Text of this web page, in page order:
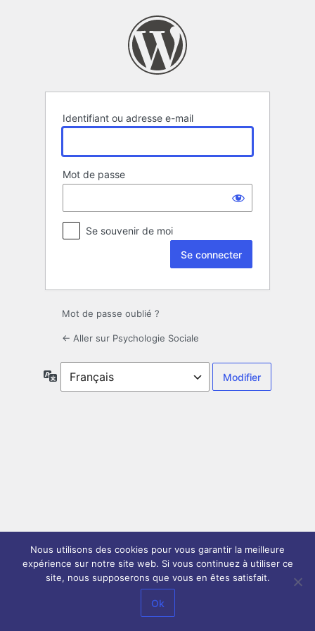
Identifiant ou adresse e-mail
Mot de passe
Se souvenir de moi
Mot de passe oublié ?
← Aller sur Psychologie Sociale
Langue
Nous utilisons des cookies pour vous garantir la meilleure
expérience sur notre site web. Si vous continuez à utiliser ce
site, nous supposerons que vous en êtes satisfait.
Ok